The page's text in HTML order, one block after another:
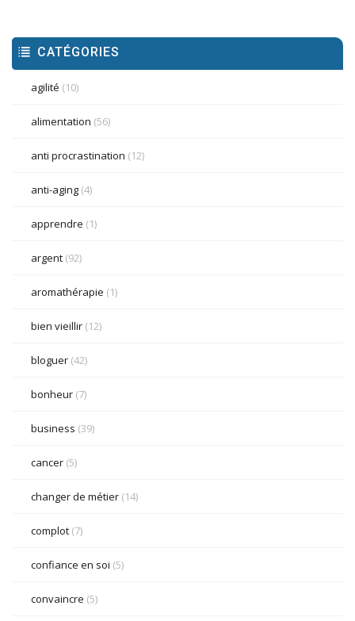
CATÉGORIES
agilité (10)
alimentation (56)
anti procrastination (12)
anti-aging (4)
apprendre (1)
argent (92)
aromathérapie (1)
bien vieillir (12)
bloguer (42)
bonheur (7)
business (39)
cancer (5)
changer de métier (14)
complot (7)
confiance en soi (5)
convaincre (5)